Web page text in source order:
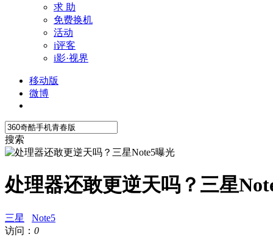
求 助
免费换机
活动
i评客
i影·视界
移动版
微博
搜索
处理器还敢更逆天吗？三星
三星
Note5
访问： 0